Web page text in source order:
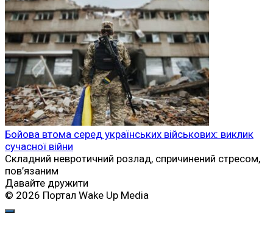
Бойова втома серед українських військових: виклик
сучасної війни
Складний невротичний розлад, спричинений стресом,
пов’язаним
Давайте дружити
© 2026 Портал Wake Up Media